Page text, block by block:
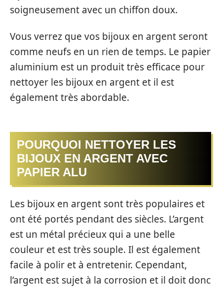
soigneusement avec un chiffon doux.
Vous verrez que vos bijoux en argent seront
comme neufs en un rien de temps. Le papier
aluminium est un produit très efficace pour
nettoyer les bijoux en argent et il est
également très abordable.
POURQUOI NETTOYER LES
BIJOUX EN ARGENT AVEC
PAPIER ALU
Les bijoux en argent sont très populaires et
ont été portés pendant des siècles. L’argent
est un métal précieux qui a une belle
couleur et est très souple. Il est également
facile à polir et à entretenir. Cependant,
l’argent est sujet à la corrosion et il doit donc